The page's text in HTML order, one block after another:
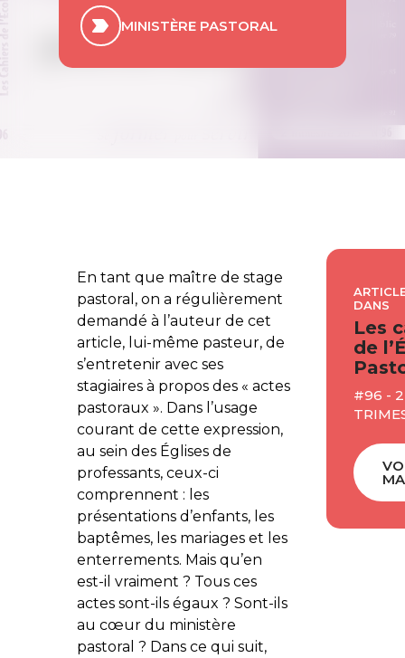
MINISTÈRE PASTORAL
En tant que maître de stage
pastoral, on a régulièrement
demandé à l’auteur de cet
article, lui-même pasteur, de
s’entretenir avec ses
stagiaires à propos des « actes
pastoraux ». Dans l’usage
courant de cette expression,
au sein des Églises de
professants, ceux-ci
comprennent : les
présentations d’enfants, les
baptêmes, les mariages et les
enterrements. Mais qu’en
est-il vraiment ? Tous ces
actes sont-ils égaux ? Sont-ils
au cœur du ministère
pastoral ? Dans ce qui suit,
DANS
Les
de
#96 -